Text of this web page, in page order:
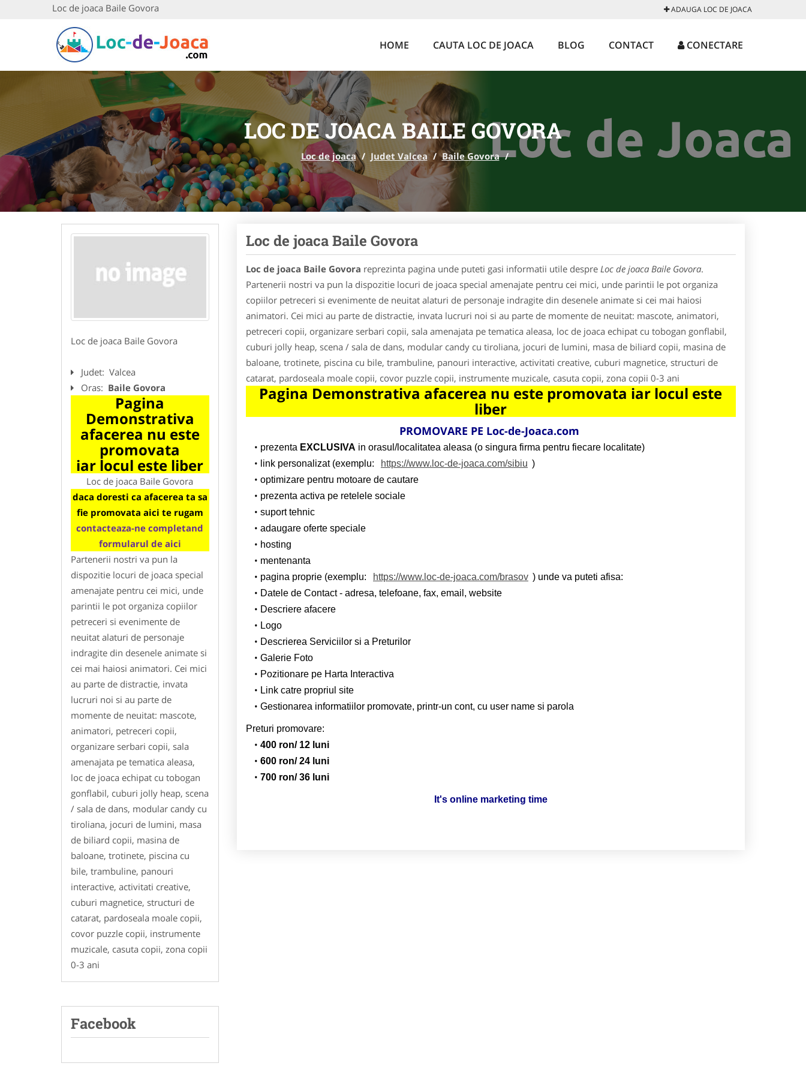
Loc de joaca Baile Govora ADAUGA LOC DE JOACA
HOME CAUTA LOC DE JOACA BLOG CONTACT CONECTARE
LOC DE JOACA BAILE GOVORA
Loc de joaca / Judet Valcea / Baile Govora /
Loc de joaca Baile Govora
Judet: Valcea
Oras: Baile Govora
Pagina
Demonstrativa
afacerea nu este
promovata
iar locul este liber
Loc de joaca Baile Govora
daca doresti ca afacerea ta sa
fie promovata aici te rugam
contacteaza-ne completand
formularul de aici
Partenerii nostri va pun la
dispozitie locuri de joaca special
amenajate pentru cei mici, unde
parintii le pot organiza copiilor
petreceri si evenimente de
neuitat alaturi de personaje
indragite din desenele animate si
cei mai haiosi animatori. Cei mici
au parte de distractie, invata
lucruri noi si au parte de
momente de neuitat: mascote,
animatori, petreceri copii,
organizare serbari copii, sala
amenajata pe tematica aleasa,
loc de joaca echipat cu tobogan
gonflabil, cuburi jolly heap, scena
/ sala de dans, modular candy cu
tiroliana, jocuri de lumini, masa
de biliard copii, masina de
baloane, trotinete, piscina cu
bile, trambuline, panouri
interactive, activitati creative,
cuburi magnetice, structuri de
catarat, pardoseala moale copii,
covor puzzle copii, instrumente
muzicale, casuta copii, zona copii
0-3 ani
Facebook
Loc de joaca Baile Govora
Loc de joaca Baile Govora reprezinta pagina unde puteti gasi informatii utile despre Loc de joaca Baile Govora.
Partenerii nostri va pun la dispozitie locuri de joaca special amenajate pentru cei mici, unde parintii le pot organiza
copiilor petreceri si evenimente de neuitat alaturi de personaje indragite din desenele animate si cei mai haiosi
animatori. Cei mici au parte de distractie, invata lucruri noi si au parte de momente de neuitat: mascote, animatori,
petreceri copii, organizare serbari copii, sala amenajata pe tematica aleasa, loc de joaca echipat cu tobogan gonflabil,
cuburi jolly heap, scena / sala de dans, modular candy cu tiroliana, jocuri de lumini, masa de biliard copii, masina de
baloane, trotinete, piscina cu bile, trambuline, panouri interactive, activitati creative, cuburi magnetice, structuri de
catarat, pardoseala moale copii, covor puzzle copii, instrumente muzicale, casuta copii, zona copii 0-3 ani
Pagina Demonstrativa afacerea nu este promovata iar locul este
liber
PROMOVARE PE Loc-de-Joaca.com
prezenta EXCLUSIVA in orasul/localitatea aleasa (o singura firma pentru fiecare localitate)
link personalizat (exemplu:
https://www.loc-de-joaca.com/sibiu )
optimizare pentru motoare de cautare
prezenta activa pe retelele sociale
suport tehnic
adaugare oferte speciale
hosting
mentenanta
pagina proprie (exemplu:
https://www.loc-de-joaca.com/brasov ) unde va puteti afisa:
Datele de Contact - adresa, telefoane, fax, email, website
Descriere afacere
Logo
Descrierea Serviciilor si a Preturilor
Galerie Foto
Pozitionare pe Harta Interactiva
Link catre propriul site
Gestionarea informatiilor promovate, printr-un cont, cu user name si parola
Preturi promovare:
400 ron/ 12 luni
600 ron/ 24 luni
700 ron/ 36 luni
It's online marketing time